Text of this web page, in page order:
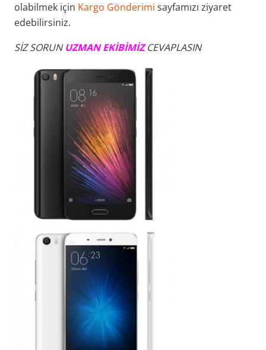
olabilmek için Kargo Gönderimi sayfamızı ziyaret
edebilirsiniz.
SİZ SORUNUZMAN EKİBİMİZCEVAPLASIN